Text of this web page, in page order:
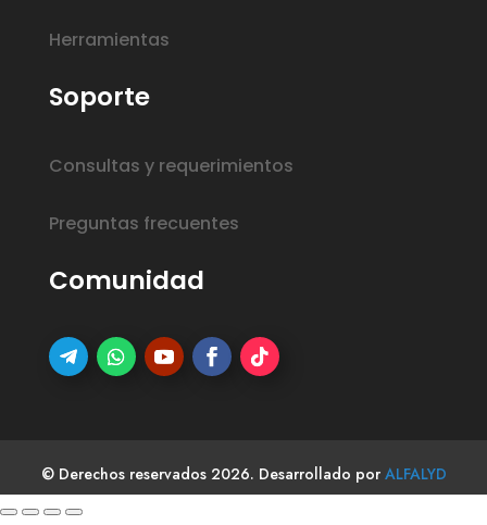
Herramientas
Soporte
Consultas y requerimientos
Preguntas frecuentes
Comunidad
© Derechos reservados 2026. Desarrollado por ALFALYD